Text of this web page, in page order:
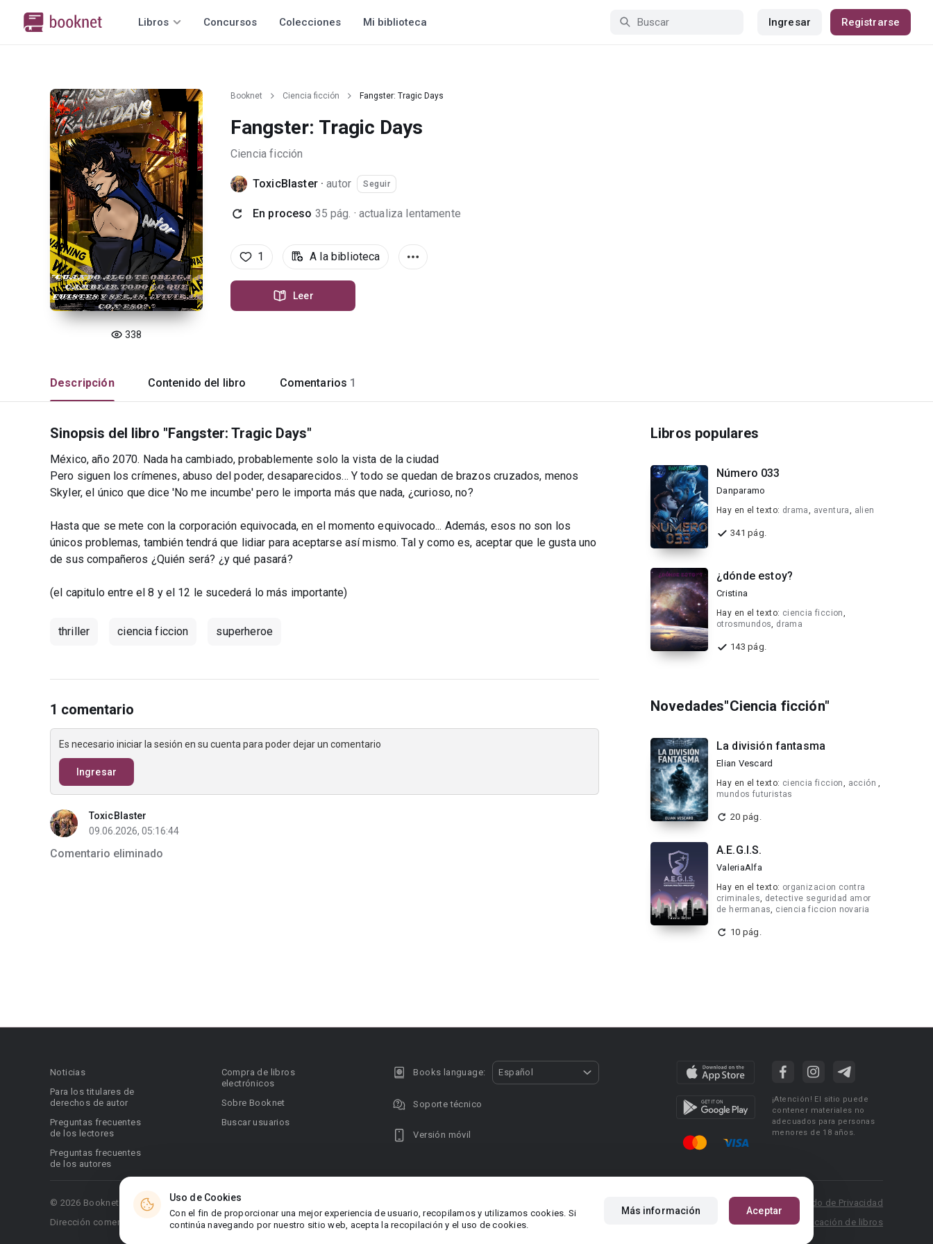
Libros Concursos Colecciones Mi biblioteca Ingresar Registrarse
338
Booknet Ciencia ficción Fangster: Tragic Days
Fangster: Tragic Days
Ciencia ficción
ToxicBlaster·autor Seguir
En proceso 35 pág. · actualiza lentamente
1 A la biblioteca
Leer
Descripción Contenido del libro Comentarios 1
Sinopsis del libro "Fangster: Tragic Days"
México, año 2070. Nada ha cambiado, probablemente solo la vista de la ciudad
Pero siguen los crímenes, abuso del poder, desaparecidos... Y todo se quedan de brazos cruzados, menos
Skyler, el único que dice 'No me incumbe' pero le importa más que nada, ¿curioso, no?
Hasta que se mete con la corporación equivocada, en el momento equivocado... Además, esos no son los
únicos problemas, también tendrá que lidiar para aceptarse así mismo. Tal y como es, aceptar que le gusta uno
de sus compañeros ¿Quién será? ¿y qué pasará?
(el capitulo entre el 8 y el 12 le sucederá lo más importante)
thriller ciencia ficcion superheroe
1 comentario
Es necesario iniciar la sesión en su cuenta para poder dejar un comentario
Ingresar
ToxicBlaster
09.06.2026, 05:16:44
Comentario eliminado
Libros populares
Número 033
Danparamo
Hay en el texto: drama, aventura, alien
341 pág.
¿dónde estoy?
Cristina
Hay en el texto: ciencia ficcion,
otrosmundos, drama
143 pág.
Novedades"Ciencia ficción"
La división fantasma
Elian Vescard
Hay en el texto: ciencia ficcion, acción,
mundos futuristas
20 pág.
A.E.G.I.S.
ValeriaAlfa
Hay en el texto: organizacion contra
criminales, detective seguridad amor
de hermanas, ciencia ficcion novaria
10 pág.
Uso de Cookies
Con el fin de proporcionar una mejor experiencia de usuario, recopilamos y utilizamos cookies. Si
continúa navegando por nuestro sitio web, acepta la recopilación y el uso de cookies.
Más información Aceptar
Noticias
Para los titulares de
derechos de autor
Preguntas frecuentes
de los lectores
Preguntas frecuentes
de los autores
Compra de libros
electrónicos
Sobre Booknet
Buscar usuarios
Books language: Español
Soporte técnico
Versión móvil
¡Atención! El sitio puede
contener materiales no
adecuados para personas
menores de 18 años.
© 2026 Booknet. Todos los derechos reservados.
Dirección comercial: Griva Digeni 51, oficina 1, Larnaca, 6036, Chipre
Condiciones de uso
Acuerdo de Privacidad
Reglas para la publicación de libros